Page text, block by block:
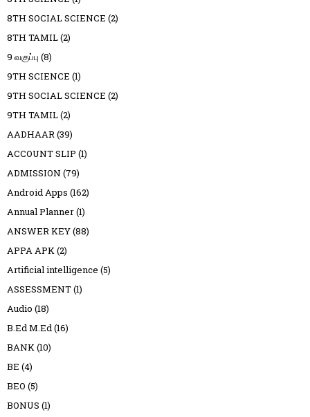
8TH SOCIAL SCIENCE (2)
8TH TAMIL(2)
9 வகுப்பு (8)
9TH SCIENCE (1)
9TH SOCIAL SCIENCE (2)
9TH TAMIL(2)
AADHAAR(39)
ACCOUNT SLIP (1)
ADMISSION (79)
Android Apps (162)
Annual Planner(1)
ANSWER KEY(88)
APPA APK(2)
Artificial intelligence (5)
ASSESSMENT(1)
Audio (18)
B.Ed M.Ed(16)
BANK(10)
BE (4)
BEO (5)
BONUS (1)